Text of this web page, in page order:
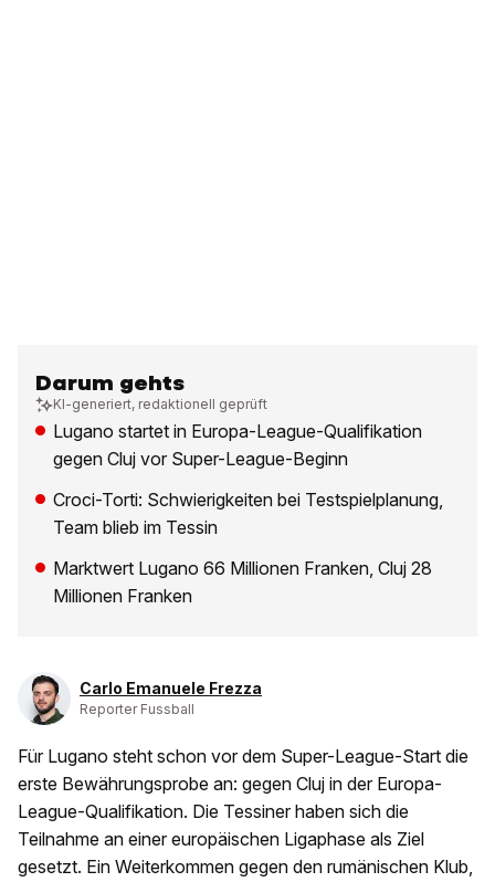
Darum gehts
KI-generiert, redaktionell geprüft
Lugano startet in Europa-League-Qualifikation
gegen Cluj vor Super-League-Beginn
Croci-Torti: Schwierigkeiten bei Testspielplanung,
Team blieb im Tessin
Marktwert Lugano 66 Millionen Franken, Cluj 28
Millionen Franken
Carlo Emanuele Frezza
Reporter Fussball
Für Lugano steht schon vor dem Super-League-Start die
erste Bewährungsprobe an: gegen Cluj in der Europa-
League-Qualifikation. Die Tessiner haben sich die
Teilnahme an einer europäischen Ligaphase als Ziel
gesetzt. Ein Weiterkommen gegen den rumänischen Klub,